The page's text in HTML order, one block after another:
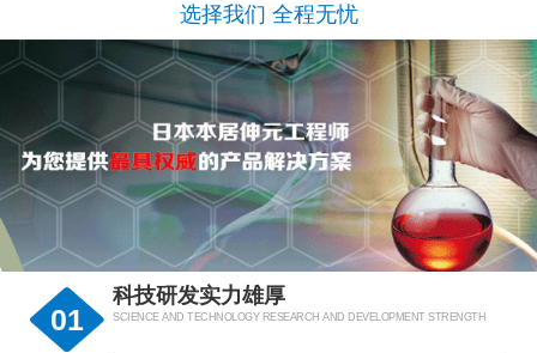
选择我们 全程无忧
01
科技研发实力雄厚
SCIENCE AND TECHNOLOGY RESEARCH AND DEVELOPMENT STRENGTH